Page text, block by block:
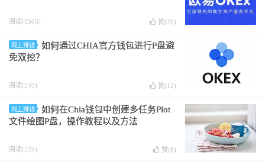
阅读(1506) 赞(29)
网上赚钱
如何通过CHIA官方钱包进行P盘避
免双挖？
阅读(235) 赞(12)
网上赚钱
如何在Chia钱包中创建多任务Plot
文件绘图P盘，操作教程以及方法
阅读(229) 赞(8)